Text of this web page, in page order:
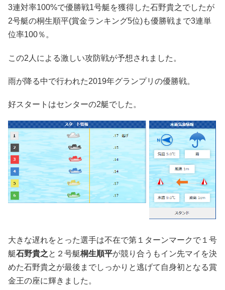
3連対率100%で優勝戦1号艇を獲得した石野貴之でしたが
2号艇の桐生順平(賞金ランキング5位)も優勝戦まで3連単
位率100％。
この2人による激しい攻防戦が予想されました。
雨が降る中で行われた2019年グランプリの優勝戦。
好スタートはセンターの2艇でした。
大きな遅れをとった選手は不在で第１ターンマークで１号
艇石野貴之と２号艇桐生順平が競り合うもイン先マイを決
めた石野貴之が最後までしっかりと逃げて自身初となる賞
金王の座に輝きました。